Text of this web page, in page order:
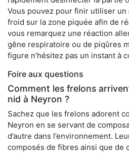
Vous pouvez pour finir utiliser un
froid sur la zone piquée afin de
vous remarquez une réaction
gêne respiratoire ou de piqûres
figure n’hésitez pas un instant à
Foire aux questions
Comment les frelons
nid à Neyron ?
Sachez que les frelons adorent
Neyron en se servant de
d’autre dans l’environnement.
composés de fibres ainsi que de